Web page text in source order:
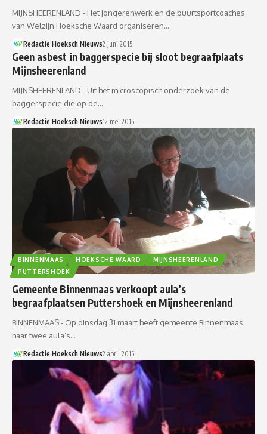
MIJNSHEERENLAND - Het jongerenwerk en de buurtsportcoaches
van Welzijn Hoeksche Waard organiseren…
Redactie Hoeksch Nieuws2 juni 2015
Geen asbest in baggerspecie bij sloot begraafplaats
Mijnsheerenland
MIJNSHEERENLAND - Uit het microscopisch onderzoek van de
baggerspecie die op de…
Redactie Hoeksch Nieuws12 mei 2015
BINNENMAAS HOEKSCHE WAARD
MIJNSHEERENLAND
PUTTERSHOEK
Gemeente Binnenmaas verkoopt aula’s
begraafplaatsen Puttershoek en Mijnsheerenland
BINNENMAAS - Op dinsdag 31 maart heeft gemeente Binnenmaas
haar twee aula’s…
Redactie Hoeksch Nieuws2 april 2015